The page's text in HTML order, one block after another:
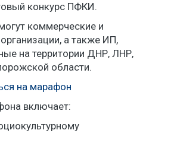
конкурс ПФКИ.
коммерческие и
а также ИП,
на территории ДНР, ЛНР,
области.
на марафон
включает: